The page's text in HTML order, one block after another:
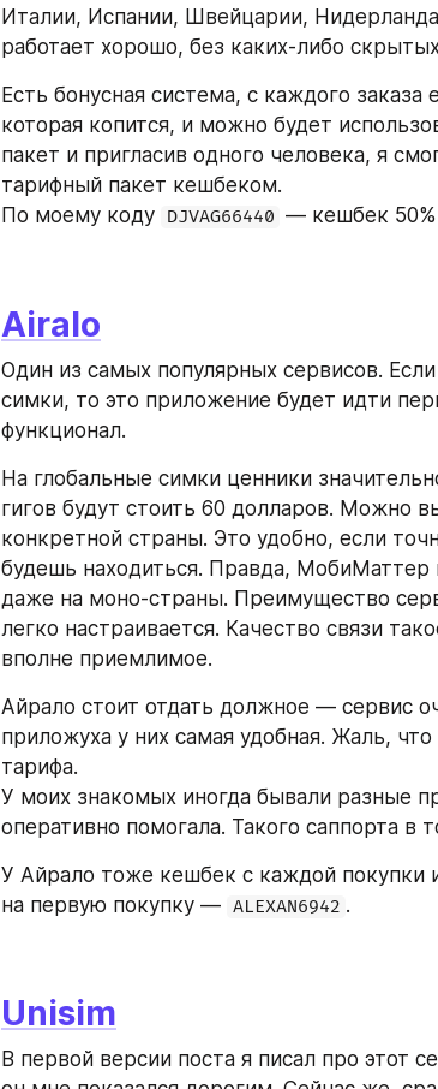
Италии, Испании, Швейцарии,
работает хорошо, без каких-либо
Есть бонусная система, с каждого
которая копится, и можно будет
пакет и пригласив одного человека, я
тарифный пакет кешбеком.
По моему коду DJVAG66440 — кешбек 50%
Airalo
Один из самых популярных сервисов.
симки, то это приложение будет идти
функционал.
На глобальные симки ценники
гигов будут стоить 60 долларов. Можно
конкретной страны. Это удобно, если
будешь находиться. Правда,
даже на моно-страны. Преимущество
легко настраивается. Качество связи
вполне приемлимое.
Айрало стоит отдать должное — сервис
приложуха у них самая удобная. Жаль,
тарифа.
У моих знакомых иногда бывали разные
оперативно помогала. Такого саппорта
У Айрало тоже кешбек с каждой покупки
на первую покупку — ALEXAN6942 .
Unisim
В первой версии поста я писал про этот